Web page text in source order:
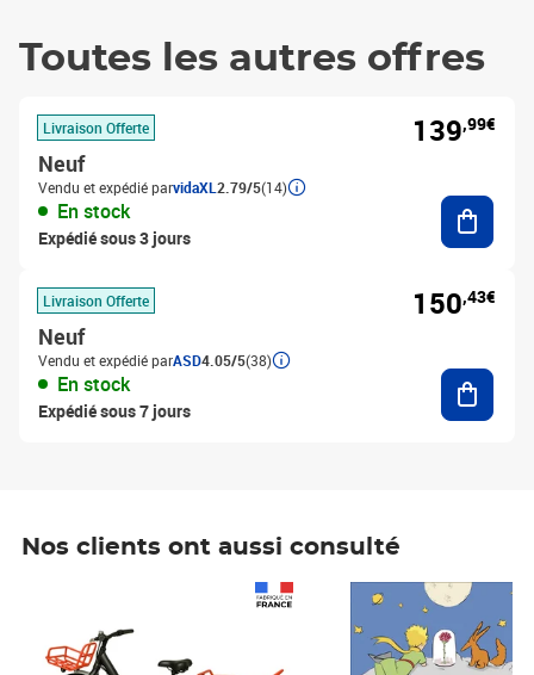
Toutes les autres offres
Livraison Offerte
Neuf
Vendu et expédié parvidaXL 2.79/5(14)
En stock
Expédié sous 3 jours
139,99€
Livraison Offerte
Neuf
Vendu et expédié parASD4.05/5(38)
En stock
Expédié sous 7 jours
150,43€
Nos clients ont aussi consulté
Prix 7,50€